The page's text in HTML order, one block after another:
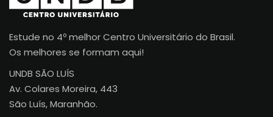
Estude no 4º melhor Centro Universitário do Brasil.
Os melhores se formam aqui!
UNDB SÃO LUÍS
Av. Colares Moreira, 443
São Luís, Maranhão.